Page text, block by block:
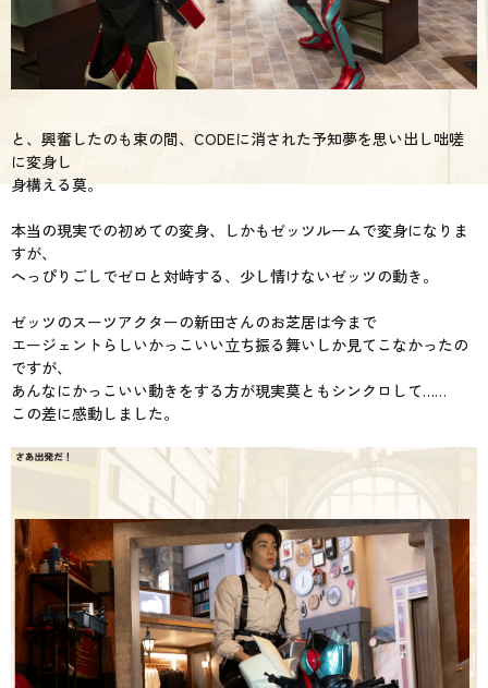
と、興奮したのも束の間、CODEに消された予知夢を思い出し咄嗟
に変身し
身構える莫。
本当の現実での初めての変身、しかもゼッツルームで変身になりま
すが、
へっぴりごしでゼロと対峙する、少し情けないゼッツの動き。
ゼッツのスーツアクターの新田さんのお芝居は今まで
エージェントらしいかっこいい立ち振る舞いしか見てこなかったの
ですが、
あんなにかっこいい動きをする方が現実莫ともシンクロして……
この差に感動しました。